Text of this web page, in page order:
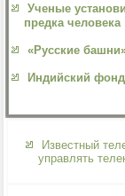
Ученые
предка человека
«Русские
Индийский
Известный
управлять